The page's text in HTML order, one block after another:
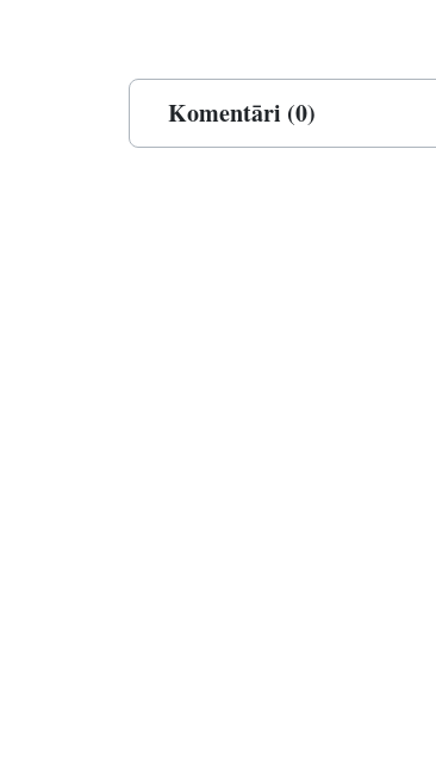
Komentāri (0)